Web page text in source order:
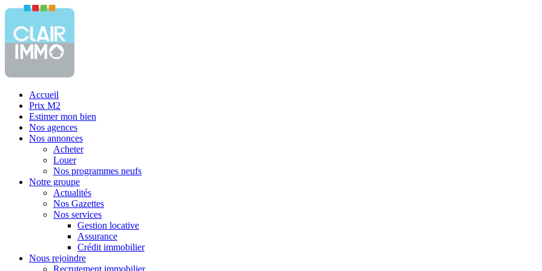
Accueil
Prix M2
Estimer mon bien
Nos agences
Nos annonces
Acheter
Louer
Nos programmes neufs
Notre groupe
Actualités
Nos Gazettes
Nos services
Gestion locative
Assurance
Crédit immobilier
Nous rejoindre
Recrutement immobilier